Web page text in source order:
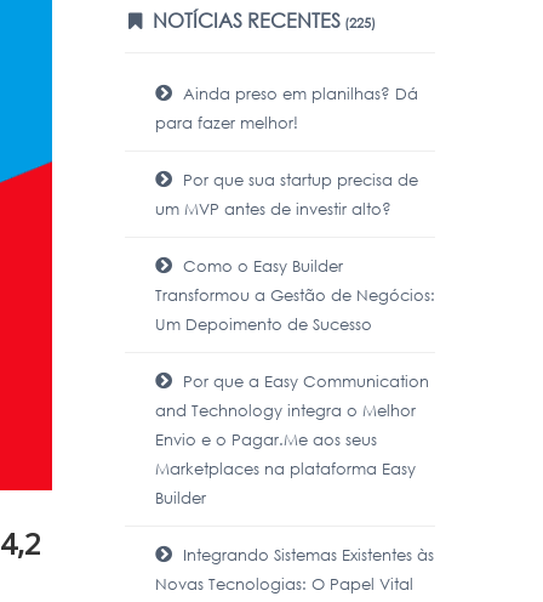
NOTÍCIAS RECENTES(225)
Ainda preso em planilhas? Dá
para fazer melhor!
Por que sua startup precisa de
um MVP antes de investir alto?
Como o Easy Builder
Transformou a Gestão de Negócios:
Um Depoimento de Sucesso
Por que a Easy Communication
and Technology integra o Melhor
Envio e o Pagar.Me aos seus
Marketplaces na plataforma Easy
Builder
Integrando Sistemas Existentes às
Novas Tecnologias: O Papel Vital